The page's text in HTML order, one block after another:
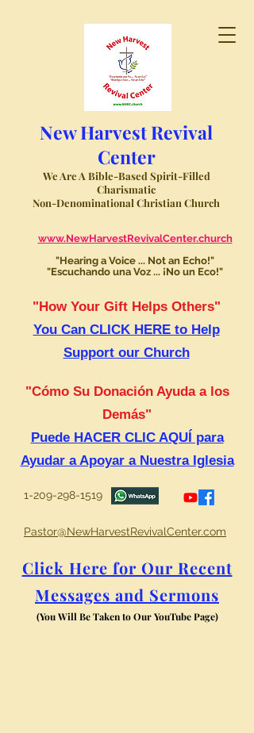
New Harvest Revival
Center
We Are A Bible-Based Spirit-Filled
Charismatic
Non-Denominational Christian Church
www.NewHarvestRevivalCenter.church
"Hearing a Voice ... Not an Echo!"
"Escuchando una Voz ... ¡No un Eco!"
"How Your Gift Helps Others"
You Can CLICK HERE to Help
Support our Church
"Cómo Su Donación Ayuda a los
Demás"
Puede HACER CLIC AQUÍ para
Ayudar a Apoyar a Nuestra Iglesia
1-209-298-1519
Pastor@NewHarvestRevivalCenter.com
Click Here for Our Recent
Messages and Sermons
(You Will Be Taken to Our YouTube Page)